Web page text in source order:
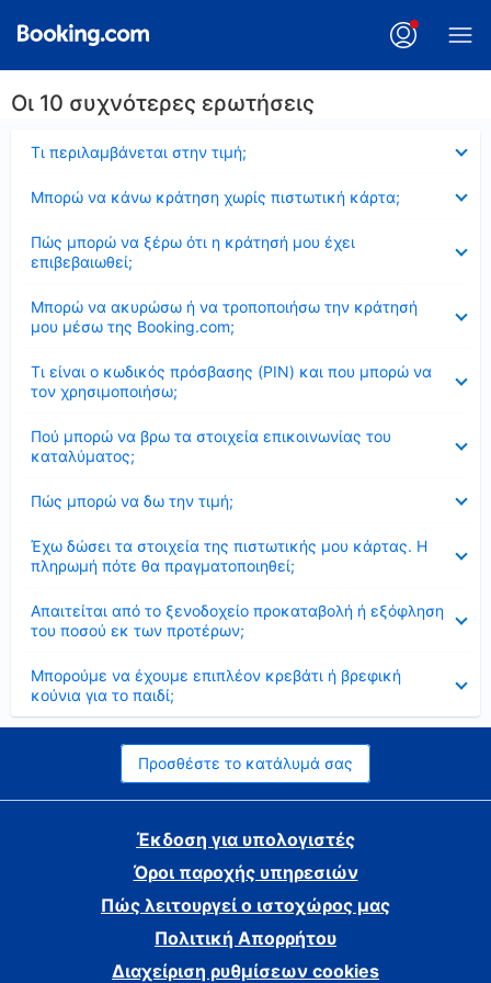
Οι 10 συχνότερες ερωτήσεις
Τι περιλαμβάνεται στην τιμή;
Μπορώ να κάνω κράτηση χωρίς πιστωτική κάρτα;
Πώς μπορώ να ξέρω ότι η κράτησή μου έχει
επιβεβαιωθεί;
Μπορώ να ακυρώσω ή να τροποποιήσω την κράτησή
μου μέσω της Booking.com;
Τι είναι ο κωδικός πρόσβασης (PIN) και που μπορώ να
τον χρησιμοποιήσω;
Πού μπορώ να βρω τα στοιχεία επικοινωνίας του
καταλύματος;
Πώς μπορώ να δω την τιμή;
Έχω δώσει τα στοιχεία της πιστωτικής μου κάρτας. Η
πληρωμή πότε θα πραγματοποιηθεί;
Απαιτείται από το ξενοδοχείο προκαταβολή ή εξόφληση
του ποσού εκ των προτέρων;
Μπορούμε να έχουμε επιπλέον κρεβάτι ή βρεφική
κούνια για το παιδί;
Προσθέστε το κατάλυμά σας
Έκδοση για υπολογιστές
Όροι παροχής υπηρεσιών
Πώς λειτουργεί ο ιστοχώρος μας
Πολιτική Απορρήτου
Διαχείριση ρυθμίσεων cookies